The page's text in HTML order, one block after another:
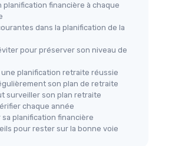
planification financière à chaque
dans la planification de la
pour préserver son niveau de
planification retraite réussie
son plan de retraite
surveiller son plan retraite
chaque année
planification financière
pour rester sur la bonne voie